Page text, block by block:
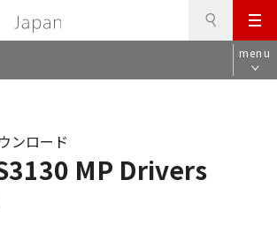
メ
ニ
ュ
menu
MP Drivers
ンロード